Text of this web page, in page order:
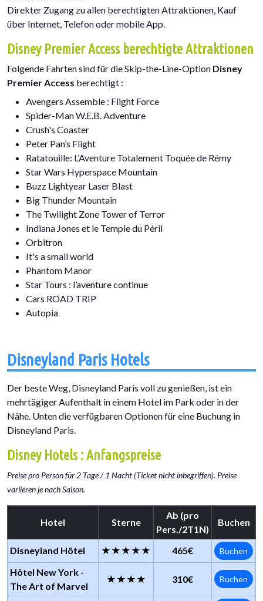
Direkter Zugang zu allen berechtigten Attraktionen, Kauf
über Internet, Telefon oder mobile App.
Disney Premier Access berechtigte Attraktionen
Folgende Fahrten sind für die Skip-the-Line-Option Disney
Premier Access berechtigt :
Avengers Assemble : Flight Force
Spider-Man W.E.B. Adventure
Crush's Coaster
Peter Pan’s Flight
Ratatouille: L’Aventure Totalement Toquée de Rémy
Star Wars Hyperspace Mountain
Buzz Lightyear Laser Blast
Big Thunder Mountain
The Twilight Zone Tower of Terror
Indiana Jones et le Temple du Péril​
Orbitron
It's a small world
Phantom Manor
Star Tours : l’aventure continue
Cars ROAD TRIP
Autopia
Disneyland Paris Hotels
Der beste Weg, Disneyland Paris voll zu genießen, ist ein
mehrtägiger Aufenthalt in einem Hotel im Park oder in der
Nähe. Unten die verfügbaren Optionen für eine Buchung in
Disneyland Paris.
Disney Hotels : Anfangspreise
Preise pro Person für 2 Tage / 1 Nacht (Ticket nicht inbegriffen). Preise
variieren je nach Saison.
Hotel Sterne
Ab (pro
Pers./2T1N)
Buchen
Disneyland Hôtel ★★★★★ 465€ Buchen
Hôtel New York -
The Art of Marvel
★★★★ 310€ Buchen